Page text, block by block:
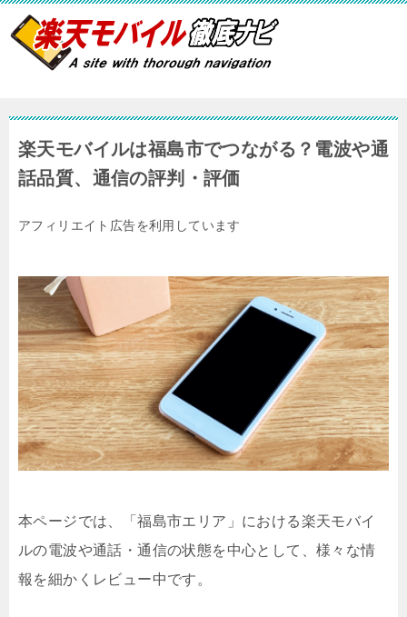
楽天モバイルは福島市でつながる？電波や通
話品質、通信の評判・評価
アフィリエイト広告を利用しています
本ページでは、「福島市エリア」における楽天モバイ
ルの電波や通話・通信の状態を中心として、様々な情
報を細かくレビュー中です。